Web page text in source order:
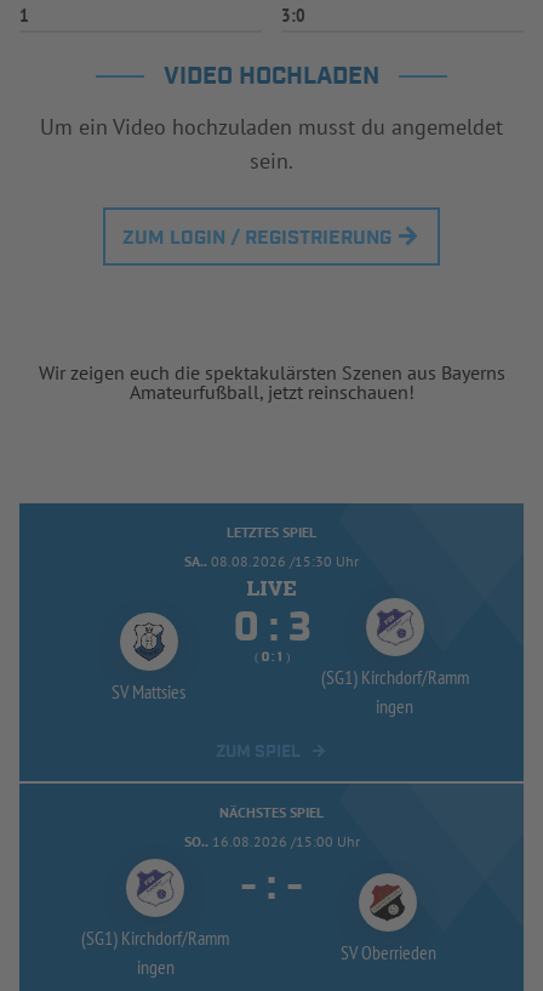
1 3:0
VIDEO HOCHLADEN
Um ein Video hochzuladen musst du angemeldet
sein.
ZUM LOGIN / REGISTRIERUNG
Wir zeigen euch die spektakulärsten Szenen aus Bayerns
Amateurfußball, jetzt reinschauen!
LETZTES SPIEL
SA.. 08.08.2026 /15:30 Uhr
SV Mattsies
 : 
( :  )
(SG1) Kirchdorf/Ramm
ingen
NÄCHSTES SPIEL
SO.. 16.08.2026 /15:00 Uhr
(SG1) Kirchdorf/Ramm
ingen
- : -
SV Oberrieden